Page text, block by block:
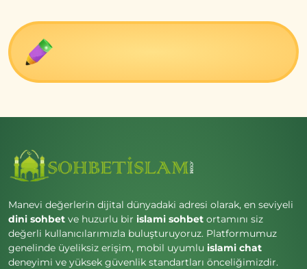
Manevi değerlerin dijital dünyadaki adresi olarak, en seviyeli
dini sohbet ve huzurlu bir islami sohbet ortamını siz
değerli kullanıcılarımızla buluşturuyoruz. Platformumuz
genelinde üyeliksiz erişim, mobil uyumlu islami chat
deneyimi ve yüksek güvenlik standartları önceliğimizdir.